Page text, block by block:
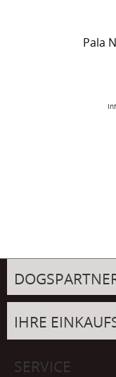
Pala
IHRE
SERVICE